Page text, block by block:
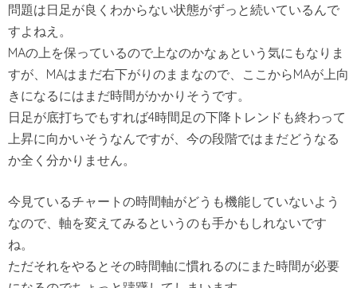
問題は日足が良くわからない状態がずっと続いているんで
すよねえ。
MAの上を保っているので上なのかなぁという気にもなりま
すが、MAはまだ右下がりのままなので、ここからMAが上向
きになるにはまだ時間がかかりそうです。
日足が底打ちでもすれば4時間足の下降トレンドも終わって
上昇に向かいそうなんですが、今の段階ではまだどうなる
か全く分かりません。
今見ているチャートの時間軸がどうも機能していないよう
なので、軸を変えてみるというのも手かもしれないです
ね。
ただそれをやるとその時間軸に慣れるのにまた時間が必要